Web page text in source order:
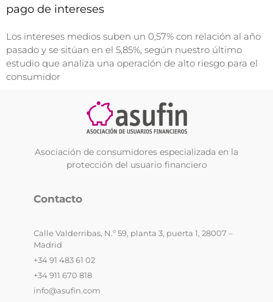
pago de intereses
Los intereses medios suben un 0,57% con relación al año
pasado y se sitúan en el 5,85%, según nuestro último
estudio que analiza una operación de alto riesgo para el
consumidor
Asociación de consumidores especializada en la
protección del usuario financiero
Contacto
Calle Valderribas, N.º 59, planta 3, puerta 1, 28007 –
Madrid
+34 91 483 61 02
+34 911 670 818
info@asufin.com